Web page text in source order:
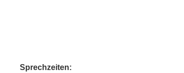
Sprechzeiten: